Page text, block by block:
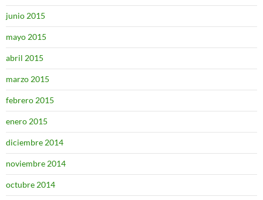
junio 2015
mayo 2015
abril 2015
marzo 2015
febrero 2015
enero 2015
diciembre 2014
noviembre 2014
octubre 2014